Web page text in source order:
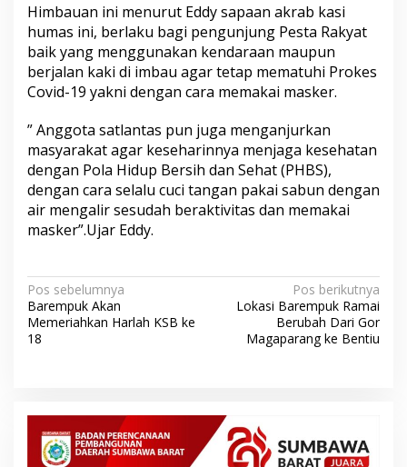
Himbauan ini menurut Eddy sapaan akrab kasi
humas ini, berlaku bagi pengunjung Pesta Rakyat
baik yang menggunakan kendaraan maupun
berjalan kaki di imbau agar tetap mematuhi Prokes
Covid-19 yakni dengan cara memakai masker.
” Anggota satlantas pun juga menganjurkan
masyarakat agar keseharinnya menjaga kesehatan
dengan Pola Hidup Bersih dan Sehat (PHBS),
dengan cara selalu cuci tangan pakai sabun dengan
air mengalir sesudah beraktivitas dan memakai
masker”.Ujar Eddy.
N
a
v
a
Pos sebelumnya
Barempuk Akan
Memeriahkan Harlah KSB ke
18
Pos berikutnya
Lokasi Barempuk Ramai
Berubah Dari Gor
Magaparang ke Bentiu